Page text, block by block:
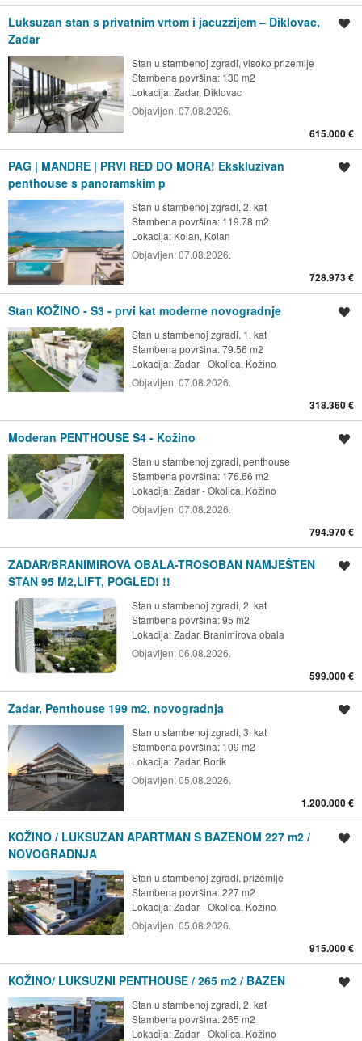
Luksuzan stan s privatnim vrtom i jacuzzijem – Diklovac,
Zadar
Stan u stambenoj zgradi, visoko prizemlje
Stambena površina: 130 m2
Lokacija:Zadar, Diklovac
Objavljen:07.08.2026.
615.000 €
PAG | MANDRE | PRVI RED DO MORA! Ekskluzivan
penthouse s panoramskim p
Stan u stambenoj zgradi, 2. kat
Stambena površina: 119.78 m2
Lokacija: Kolan, Kolan
Objavljen:07.08.2026.
728.973 €
Stan KOŽINO - S3 - prvi kat moderne novogradnje
Stan u stambenoj zgradi, 1. kat
Stambena površina: 79.56 m2
Lokacija:Zadar - Okolica, Kožino
Objavljen:07.08.2026.
318.360 €
Moderan PENTHOUSE S4 - Kožino
Stan u stambenoj zgradi, penthouse
Stambena površina: 176.66 m2
Lokacija:Zadar - Okolica, Kožino
Objavljen:07.08.2026.
794.970 €
ZADAR/BRANIMIROVA OBALA-TROSOBAN NAMJEŠTEN
STAN 95 M2,LIFT, POGLED! !!
Stan u stambenoj zgradi, 2. kat
Stambena površina: 95 m2
Lokacija:Zadar, Branimirova obala
Objavljen:06.08.2026.
599.000 €
Zadar, Penthouse 199 m2, novogradnja
Stan u stambenoj zgradi, 3. kat
Stambena površina: 109 m2
Lokacija:Zadar, Borik
Objavljen:05.08.2026.
1.200.000 €
KOŽINO / LUKSUZAN APARTMAN S BAZENOM 227 m2 /
NOVOGRADNJA
Stan u stambenoj zgradi, prizemlje
Stambena površina: 227 m2
Lokacija:Zadar - Okolica, Kožino
Objavljen:05.08.2026.
915.000 €
KOŽINO/ LUKSUZNI PENTHOUSE / 265 m2 / BAZEN
Stan u stambenoj zgradi, 2. kat
Stambena površina: 265 m2
Lokacija:Zadar - Okolica, Kožino